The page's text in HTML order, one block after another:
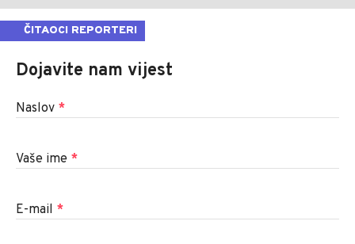
ČITAOCI REPORTERI
Dojavite nam vijest
Naslov *
Vaše ime *
E-mail *